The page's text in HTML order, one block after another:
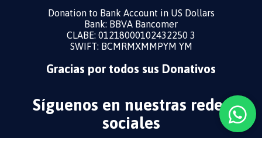
Donation to Bank Account in US Dollars ​
Bank: BBVA Bancomer
CLABE: 01218000102432250 3
SWIFT: BCMRMXMMPYM YM
Gracias por todos sus Donativos
Síguenos en nuestras redes
sociales